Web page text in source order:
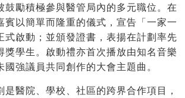
鼓勵積極參與醫管局內的多元職位。在
賓以簡單而隆重的儀式，宣告「一家一
式啟動；並頒發證書，表揚在計劃率先
獎學生。啟動禮亦首次播放由知名音樂
強議員共同創作的大會主題曲。
是醫院、學校、社區的跨界合作項目，